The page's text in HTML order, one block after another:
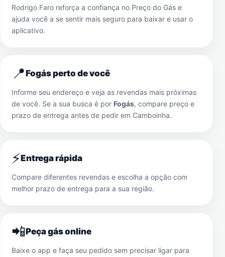
Rodrigo Faro reforça a confiança no Preço do Gás e
ajuda você a se sentir mais seguro para baixar e usar o
aplicativo.
📍Fogás perto de você
Informe seu endereço e veja as revendas mais próximas
de você. Se a sua busca é por Fogás, compare preço e
prazo de entrega antes de pedir em Camboinha.
⚡Entrega rápida
Compare diferentes revendas e escolha a opção com
melhor prazo de entrega para a sua região.
📲Peça gás online
Baixe o app e faça seu pedido sem precisar ligar para